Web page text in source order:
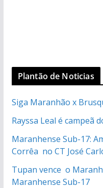
Plantão de Noticias
Siga Maranhão x
Rayssa Leal é campeã
Maranhense Sub-17:
Corrêa no CT José
Tupan vence o
Maranhense Sub-17